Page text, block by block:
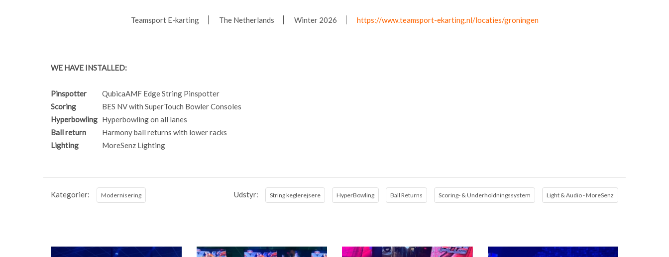
Teamsport E-karting The Netherlands Winter 2026 https://www.teamsport-ekarting.nl/locaties/groningen
WE HAVE INSTALLED:
Pinspotter
QubicaAMF Edge String Pinspotter
Scoring
BES NV with SuperTouch Bowler Consoles
Hyperbowling Hyperbowling on all lanes
Ball return
Harmony ball returns with lower racks
Lighting
MoreSenz Lighting
Kategorier: Modernisering Udstyr: String keglerejsere HyperBowling Ball Returns Scoring- & Underholdningssystem Light & Audio - MoreSenz